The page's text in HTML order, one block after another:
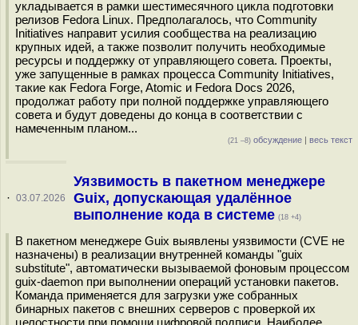
укладывается в рамки шестимесячного цикла подготовки
релизов Fedora Linux. Предполагалось, что Community
Initiatives направит усилия сообщества на реализацию
крупных идей, а также позволит получить необходимые
ресурсы и поддержку от управляющего совета. Проекты,
уже запущенные в рамках процесса Community Initiatives,
такие как Fedora Forge, Atomic и Fedora Docs 2026,
продолжат работу при полной поддержке управляющего
совета и будут доведены до конца в соответствии с
намеченным планом...
(21 –8) обсуждение | весь текст
· 03.07.2026
Уязвимость в пакетном менеджере
Guix, допускающая удалённое
выполнение кода в системе (18 +4)
В пакетном менеджере Guix выявлены уязвимости (CVE не
назначены) в реализации внутренней команды "guix
substitute", автоматически вызываемой фоновым процессом
guix-daemon при выполнении операций установки пакетов.
Команда применяется для загрузки уже собранных
бинарных пакетов с внешних серверов с проверкой их
целостности при помощи цифровой подписи. Наиболее